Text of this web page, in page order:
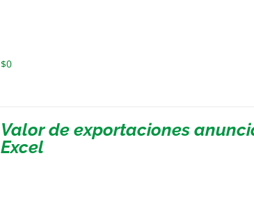
$0
Valor de exportaciones
Excel